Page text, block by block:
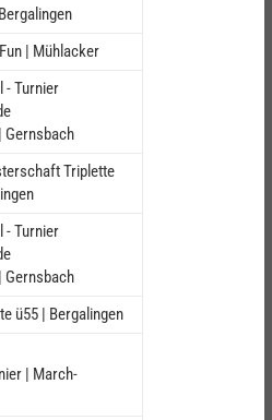
| Mühlacker
- Turnier
Gernsbach
Triplette
- Turnier
Gernsbach
ü55 | Bergalingen
| March-